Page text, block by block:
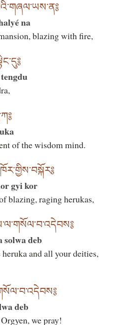
na
blazing with fire,
of the wisdom mind.
gyi kor
blazing, raging herukas,
solwa deb
heruka and all your deities,
deb
we pray!